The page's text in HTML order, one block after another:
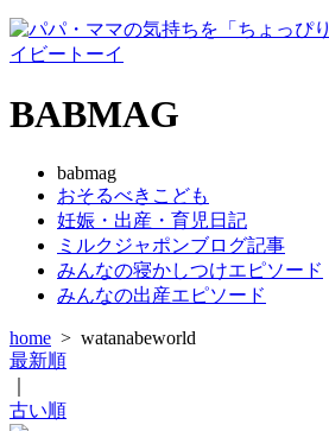
BABMAG
babmag
おそるべきこども
妊娠・出産・育児日記
ミルクジャポンブログ記事
みんなの寝かしつけエピソード
みんなの出産エピソード
home > watanabeworld
最新順
古い順